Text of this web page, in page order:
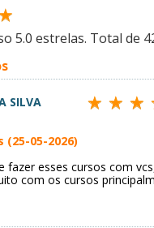
5.0 estrelas. Total de
SILVA
(25-05-2026)
fazer esses cursos com
com os cursos